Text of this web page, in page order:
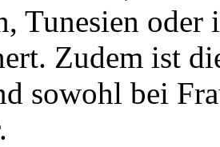
Tunesien oder
Zudem ist
sowohl bei